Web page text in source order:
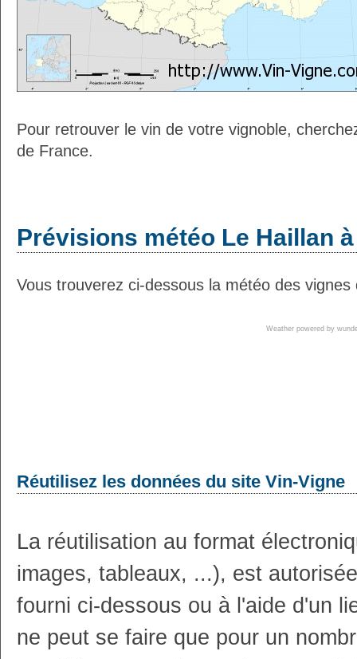
Pour retrouver le vin de votre vignoble,
de France.
Prévisions météo Le Haillan
Vous trouverez ci-dessous la météo des
Weather powered by
Réutilisez les données du site Vin-Vigne
La réutilisation au format
images, tableaux, ...), est
fourni ci-dessous ou à l'aide d'un
ne peut se faire que pour un